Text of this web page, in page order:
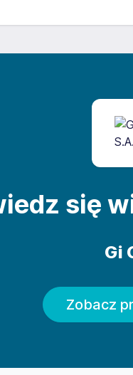
się
Gi
Zobacz